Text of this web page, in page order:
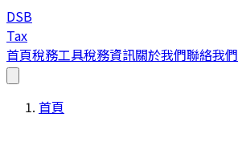
DSB
Tax
首頁稅務工具稅務資訊關於我們聯絡我們
首頁